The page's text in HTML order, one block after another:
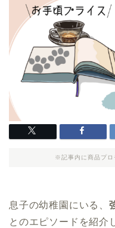
※記事内に商品プロ
息子の幼稚園にいる、
とのエピソードを紹介